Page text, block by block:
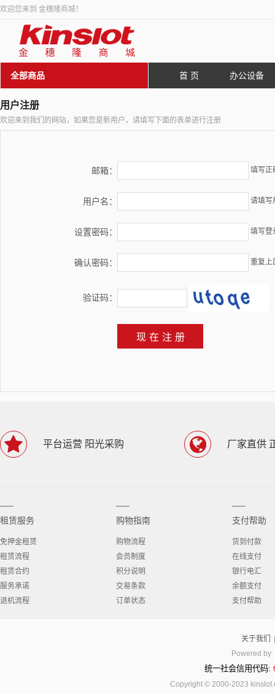
欢迎您来到 金穗隆商城！
全部商品 首 页 办公设备
用户注册
欢迎来到我们的网站，如果您是新用户，请填写下面的表单进行注册
邮箱： 填写正
用户名： 请填写
设置密码： 填写登
确认密码： 重复上
验证码：
平台运营 阳光采购 厂家直供
租赁服务
免押金租赁
租赁流程
租赁合约
服务承诺
退机流程
购物指南
购物流程
会员制度
积分说明
交易条款
订单状态
支付帮助
货到付款
在线支付
银行电汇
余额支付
支付帮助
关于我们
Powered by
统一社会信用代码:
Copyright © 2000-2023